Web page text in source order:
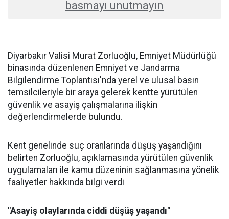
basmayı unutmayın
Diyarbakır Valisi Murat Zorluoğlu, Emniyet Müdürlüğü
binasında düzenlenen Emniyet ve Jandarma
Bilgilendirme Toplantısı'nda yerel ve ulusal basın
temsilcileriyle bir araya gelerek kentte yürütülen
güvenlik ve asayiş çalışmalarına ilişkin
değerlendirmelerde bulundu.
Kent genelinde suç oranlarında düşüş yaşandığını
belirten Zorluoğlu, açıklamasında yürütülen güvenlik
uygulamaları ile kamu düzeninin sağlanmasına yönelik
faaliyetler hakkında bilgi verdi
"Asayiş olaylarında ciddi düşüş yaşandı"